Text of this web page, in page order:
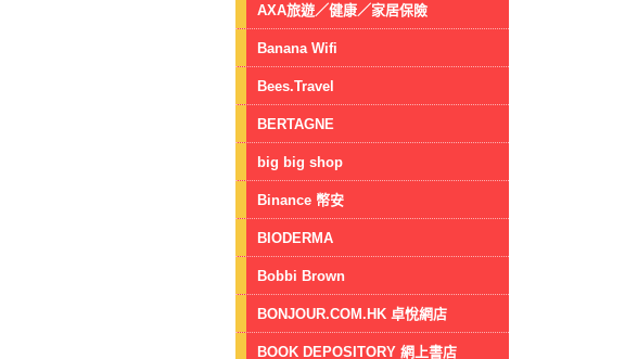
AXA旅遊／健康／家居保險
Banana Wifi
Bees.Travel
BERTAGNE
big big shop
Binance 幣安
BIODERMA
Bobbi Brown
BONJOUR.COM.HK 卓悅網店
BOOK DEPOSITORY 網上書店